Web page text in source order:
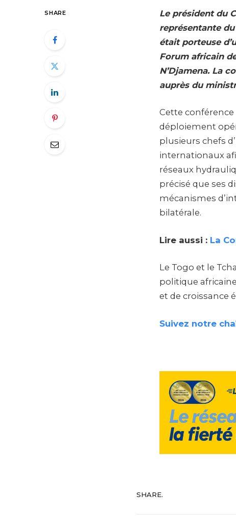
SHARE
Le président du
représentante
était porteuse
Forum africain
N’Djamena. La
auprès du
Cette conférence
déploiement
plusieurs chefs
internationaux
réseaux
précisé que ses
mécanismes
bilatérale.
Lire aussi : La
Le Togo et le
politique
et de croissance
Suivez notre
SHARE.